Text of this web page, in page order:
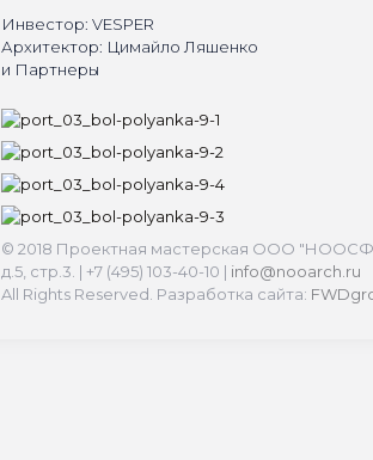
Инвестор: VESPER
Архитектор: Цимайло Ляшенко
и Партнеры
© 2018 Проектная мастерская ООО
д.5, стр.3. | +7 (495) 103-40-10 | info@nooarch.ru
All Rights Reserved. Разработка сайта: